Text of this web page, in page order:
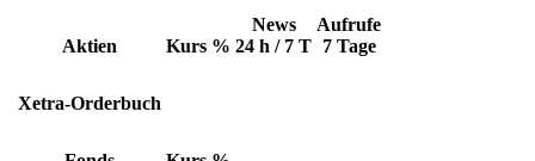
Aktien Kurs %
News
24 h / 7 T
Aufrufe
7 Tage
Xetra-Orderbuch